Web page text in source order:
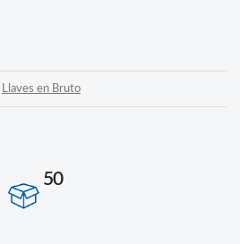
Llaves en Bruto
50